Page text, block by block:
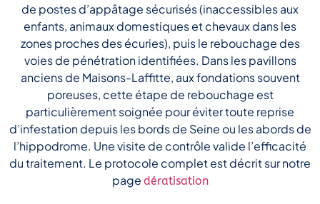
de postes d’appâtage sécurisés (inaccessibles aux
enfants, animaux domestiques et chevaux dans les
zones proches des écuries), puis le rebouchage des
voies de pénétration identifiées. Dans les pavillons
anciens de Maisons-Laffitte, aux fondations souvent
poreuses, cette étape de rebouchage est
particulièrement soignée pour éviter toute reprise
d’infestation depuis les bords de Seine ou les abords de
l’hippodrome. Une visite de contrôle valide l’efficacité
du traitement. Le protocole complet est décrit sur notre
page dératisation